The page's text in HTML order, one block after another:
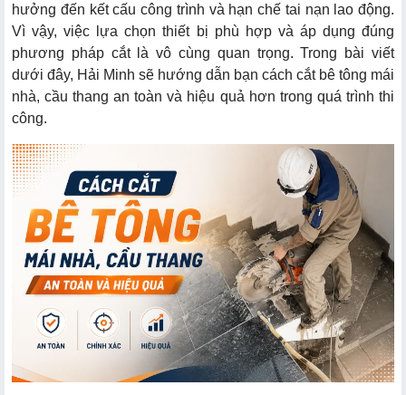
hưởng đến kết cấu công trình và hạn chế tai nạn lao động.
Vì vậy, việc lựa chọn thiết bị phù hợp và áp dụng đúng
phương pháp cắt là vô cùng quan trọng. Trong bài viết
dưới đây, Hải Minh sẽ hướng dẫn bạn cách cắt bê tông mái
nhà, cầu thang an toàn và hiệu quả hơn trong quá trình thi
công.